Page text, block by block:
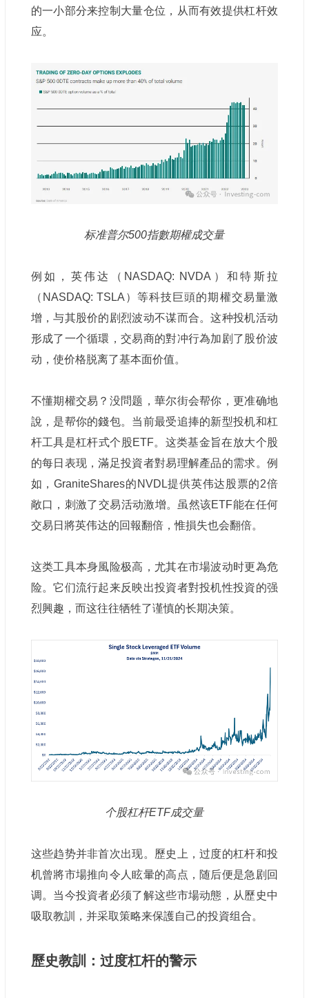
的一小部分来控制大量仓位，从而有效提供杠杆效
应。
标准普尔500指數期權成交量
例如，英伟达（NASDAQ: NVDA）和特斯拉
（NASDAQ: TSLA）等科技巨頭的期權交易量激
增，与其股价的剧烈波动不谋而合。这种投机活动
形成了一个循環，交易商的對冲行為加剧了股价波
动，使价格脱离了基本面价值。
不懂期權交易？没問题，華尔街会帮你，更准确地
說，是帮你的錢包。当前最受追捧的新型投机和杠
杆工具是杠杆式个股ETF。这类基金旨在放大个股
的每日表现，滿足投資者對易理解產品的需求。例
如，GraniteShares的NVDL提供英伟达股票的2倍
敞口，刺激了交易活动激增。虽然该ETF能在任何
交易日將英伟达的回報翻倍，惟損失也会翻倍。
这类工具本身風险极高，尤其在市場波动时更為危
险。它们流行起来反映出投資者對投机性投資的强
烈興趣，而这往往牺牲了谨慎的长期决策。
个股杠杆ETF成交量
这些趋势并非首次出现。歷史上，过度的杠杆和投
机曾將市場推向令人眩暈的高点，随后便是急剧回
调。当今投資者必须了解这些市場动態，从歷史中
吸取教訓，并采取策略来保護自己的投資组合。
歷史教訓：过度杠杆的警示